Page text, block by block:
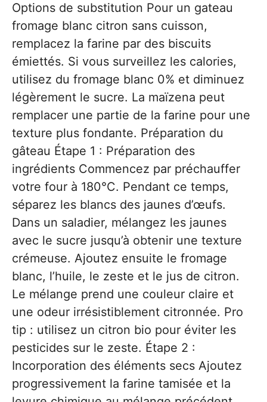
Options de substitution Pour un gateau
fromage blanc citron sans cuisson,
remplacez la farine par des biscuits
émiettés. Si vous surveillez les calories,
utilisez du fromage blanc 0% et diminuez
légèrement le sucre. La maïzena peut
remplacer une partie de la farine pour une
texture plus fondante. Préparation du
gâteau Étape 1 : Préparation des
ingrédients Commencez par préchauffer
votre four à 180°C. Pendant ce temps,
séparez les blancs des jaunes d’œufs.
Dans un saladier, mélangez les jaunes
avec le sucre jusqu’à obtenir une texture
crémeuse. Ajoutez ensuite le fromage
blanc, l’huile, le zeste et le jus de citron.
Le mélange prend une couleur claire et
une odeur irrésistiblement citronnée. Pro
tip : utilisez un citron bio pour éviter les
pesticides sur le zeste. Étape 2 :
Incorporation des éléments secs Ajoutez
progressivement la farine tamisée et la